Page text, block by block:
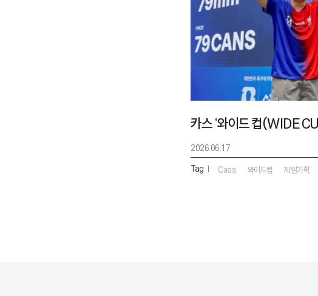
2026.06.17
Tag | Cass 와이드컵 제일기획